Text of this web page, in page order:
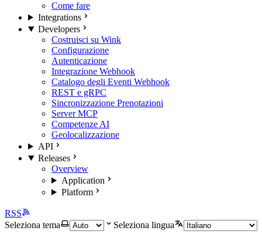
Come fare
Integrations
Developers
Costruisci su Wink
Configurazione
Autenticazione
Integrazione Webhook
Catalogo degli Eventi Webhook
REST e gRPC
Sincronizzazione Prenotazioni
Server MCP
Competenze AI
Geolocalizzazione
API
Releases
Overview
Application
Platform
RSS
Seleziona tema
Seleziona lingua